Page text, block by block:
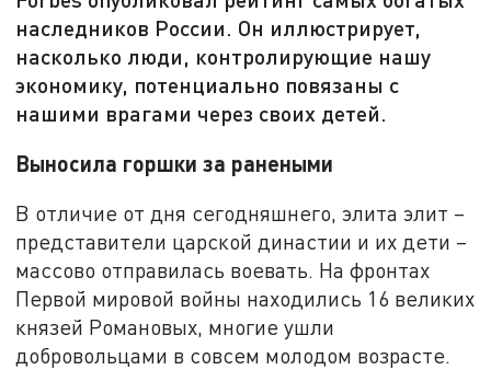
наследников России. Он иллюстрирует,
насколько люди, контролирующие нашу
экономику, потенциально повязаны с
нашими врагами через своих детей.
Выносила горшки за ранеными
В отличие от дня сегодняшнего, элита элит –
представители царской династии и их дети –
массово отправилась воевать. На фронтах
Первой мировой войны находились 16 великих
князей Романовых, многие ушли
добровольцами в совсем молодом возрасте.